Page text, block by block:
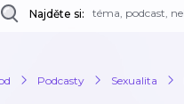
Najděte si:
Podcasty Sexualita